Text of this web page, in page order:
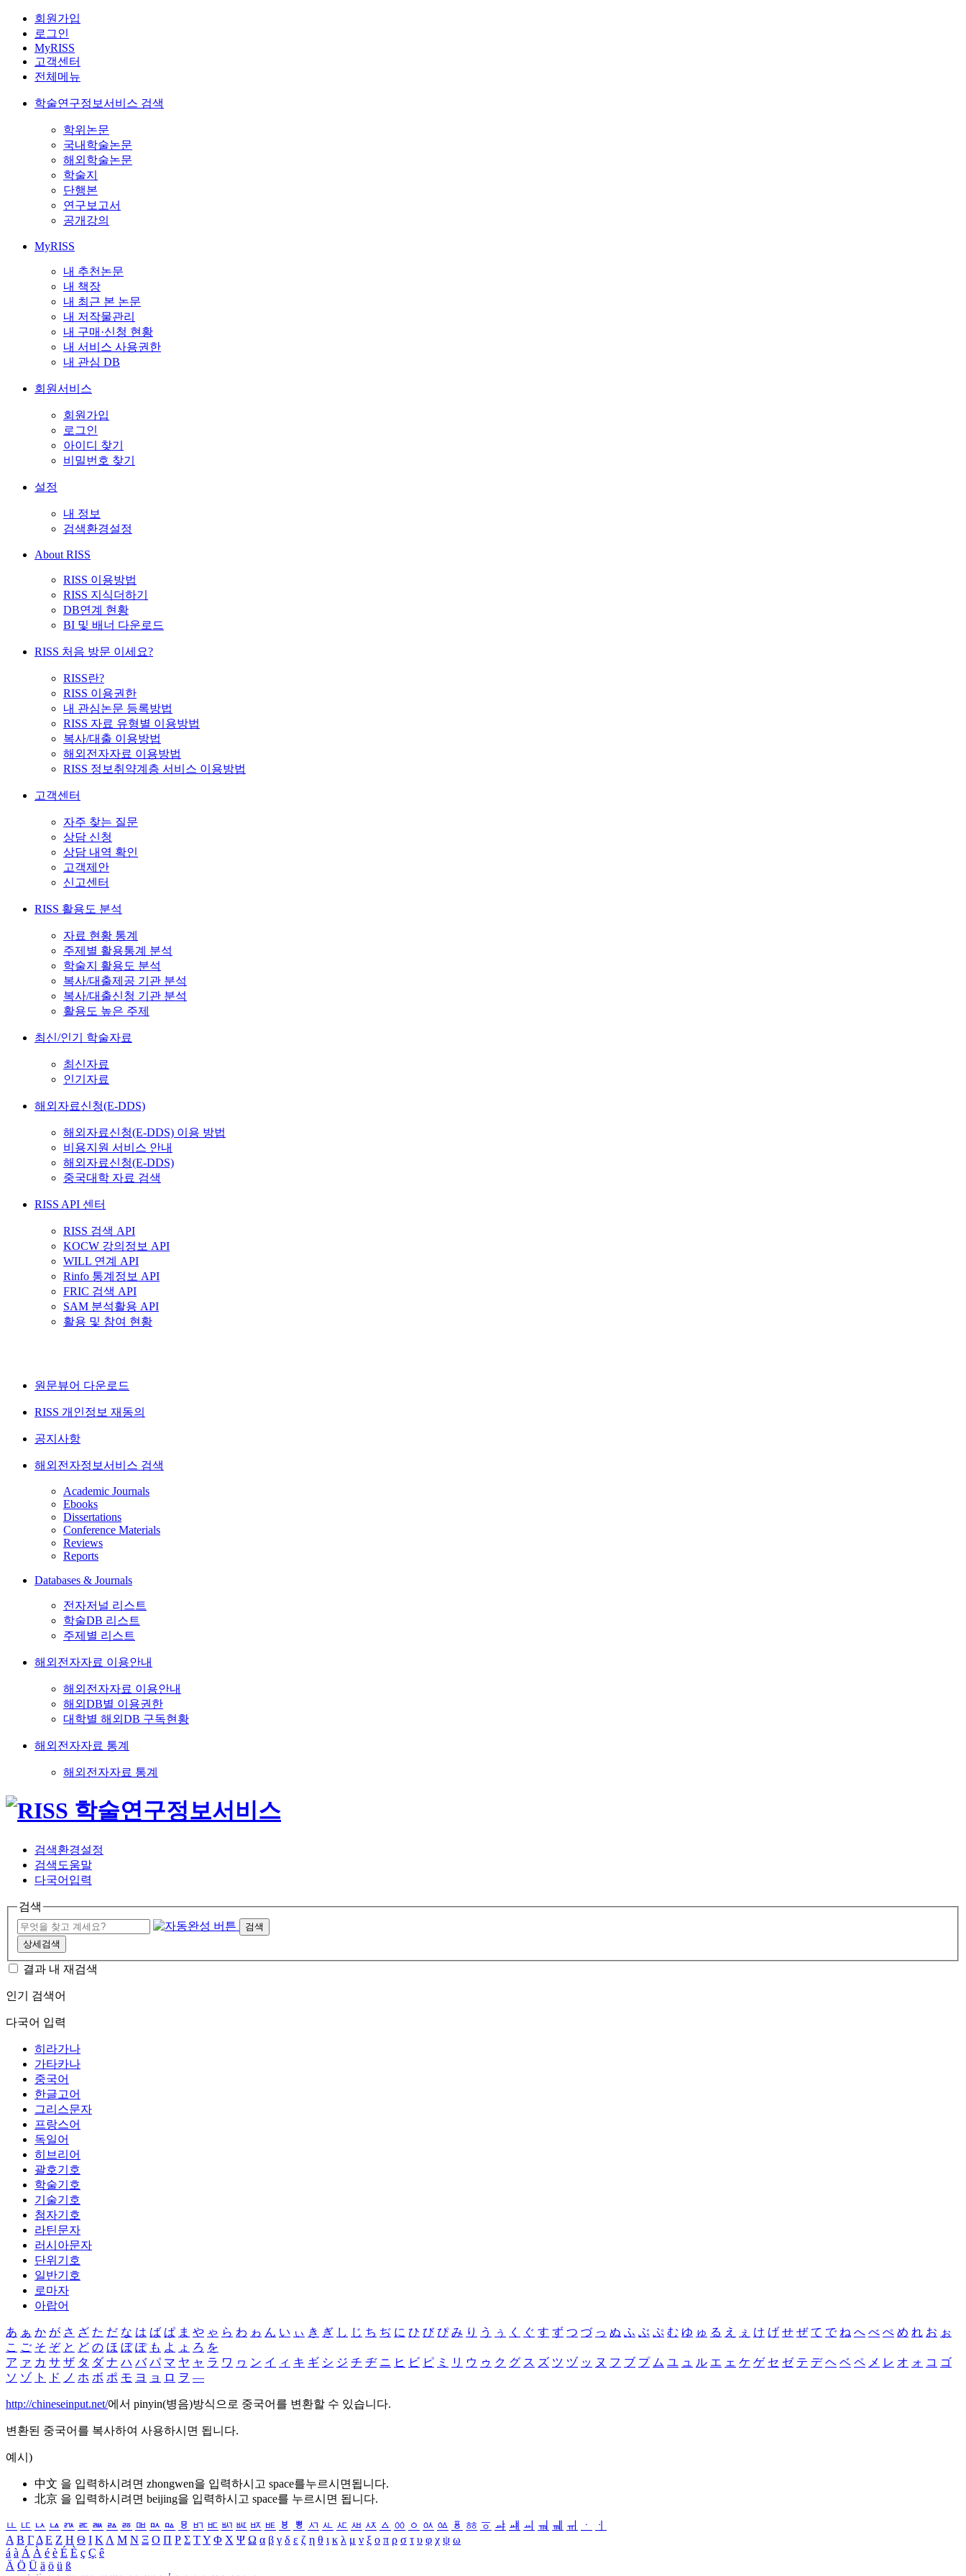
회원가입
로그인
MyRISS
고객센터
전체메뉴
학술연구정보서비스 검색
학위논문
국내학술논문
해외학술논문
학술지
단행본
연구보고서
공개강의
MyRISS
내 추천논문
내 책장
내 최근 본 논문
내 저작물관리
내 구매·신청 현황
내 서비스 사용권한
내 관심 DB
회원서비스
회원가입
로그인
아이디 찾기
비밀번호 찾기
설정
내 정보
검색환경설정
About RISS
RISS 이용방법
RISS 지식더하기
DB연계 현황
BI 및 배너 다운로드
RISS 처음 방문 이세요?
RISS란?
RISS 이용권한
내 관심논문 등록방법
RISS 자료 유형별 이용방법
복사/대출 이용방법
해외전자자료 이용방법
RISS 정보취약계층 서비스 이용방법
고객센터
자주 찾는 질문
상담 신청
상담 내역 확인
고객제안
신고센터
RISS 활용도 분석
자료 현황 통계
주제별 활용통계 분석
학술지 활용도 분석
복사/대출제공 기관 분석
복사/대출신청 기관 분석
활용도 높은 주제
최신/인기 학술자료
최신자료
인기자료
해외자료신청(E-DDS)
해외자료신청(E-DDS) 이용 방법
비용지원 서비스 안내
해외자료신청(E-DDS)
중국대학 자료 검색
RISS API 센터
RISS 검색 API
KOCW 강의정보 API
WILL 연계 API
Rinfo 통계정보 API
FRIC 검색 API
SAM 분석활용 API
활용 및 참여 현황
원문뷰어 다운로드
RISS 개인정보 재동의
공지사항
해외전자정보서비스 검색
Academic Journals
Ebooks
Dissertations
Conference Materials
Reviews
Reports
Databases & Journals
전자저널 리스트
학술DB 리스트
주제별 리스트
해외전자자료 이용안내
해외전자자료 이용안내
해외DB별 이용권한
대학별 해외DB 구독현황
해외전자자료 통계
해외전자자료 통계
검색환경설정
검색도움말
다국어입력
검색
검색
상세검색
결과 내 재검색
인기 검색어
다국어 입력
히라가나
가타카나
중국어
한글고어
그리스문자
프랑스어
독일어
히브리어
괄호기호
학술기호
기술기호
첨자기호
라틴문자
러시아문자
단위기호
일반기호
로마자
아랍어
あ ぁ か が さ ざ た だ な は ば ぱ ま や ゃ ら わ ゎ ん い ぃ き ぎ し じ ち ぢ に ひ び ぴ み り う ぅ く ぐ す ず つ づ っ ぬ ふ ぶ ぷ む ゆ ゅ る え ぇ け げ せ ぜ て で ね へ べ ぺ め れ お ぉ
こ ご そ ぞ と ど の ほ ぼ ぽ も よ ょ ろ を
ア ァ カ サ ザ タ ダ ナ ハ バ パ マ ヤ ャ ラ ワ ヮ ン イ ィ キ ギ シ ジ チ ヂ ニ ヒ ビ ピ ミ リ ウ ゥ ク グ ス ズ ツ ヅ ッ ヌ フ ブ プ ム ユ ュ ル エ ェ ケ ゲ セ ゼ テ デ ヘ ベ ペ メ レ オ ォ コ ゴ
ソ ゾ ト ド ノ ホ ボ ポ モ ヨ ョ ロ ヲ ―
http://chineseinput.net/에서 pinyin(병음)방식으로 중국어를 변환할 수 있습니다.
변환된 중국어를 복사하여 사용하시면 됩니다.
예시)
中文 을 입력하시려면 zhongwen을 입력하시고 space를누르시면됩니다.
北京 을 입력하시려면 beijing을 입력하시고 space를 누르시면 됩니다.
ㅥ ㅦ ㅧ ㅨ ㅩ ㅪ ㅫ ㅬ ㅭ ㅮ ㅯ ㅰ ㅱ ㅲ ㅳ ㅴ ㅵ ㅶ ㅷ ㅸ ㅹ ㅺ ㅻ ㅼ ㅽ ㅾ ㅿ ㆀ ㆁ ㆂ ㆃ ㆄ ㆅ ㆆ ㆇ ㆈ ㆉ ㆊ ㆋ ㆌ ㆍ
ㆎ
Α Β ΓΔ Ε Ζ Η Θ Ι ΚΛ Μ Ν Ξ Ο Π Ρ Σ ΤΥ Φ Χ Ψ Ω α β γ δ ε ζ η θ ι κ λ μ ν ξ ο π ρ σ τ υ φ χ ψ ω
á à Á À é è É È ç Ç ê
Ä Ö Ü ä ö ü ß